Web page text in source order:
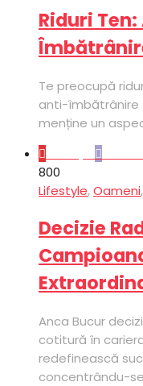
Riduri
Te preocupă
anti-îmbătrânire
menține un
800
Lifestyle,Oameni,
Decizie
Anca Bucur
cotitură în
redefinească
concentrându-